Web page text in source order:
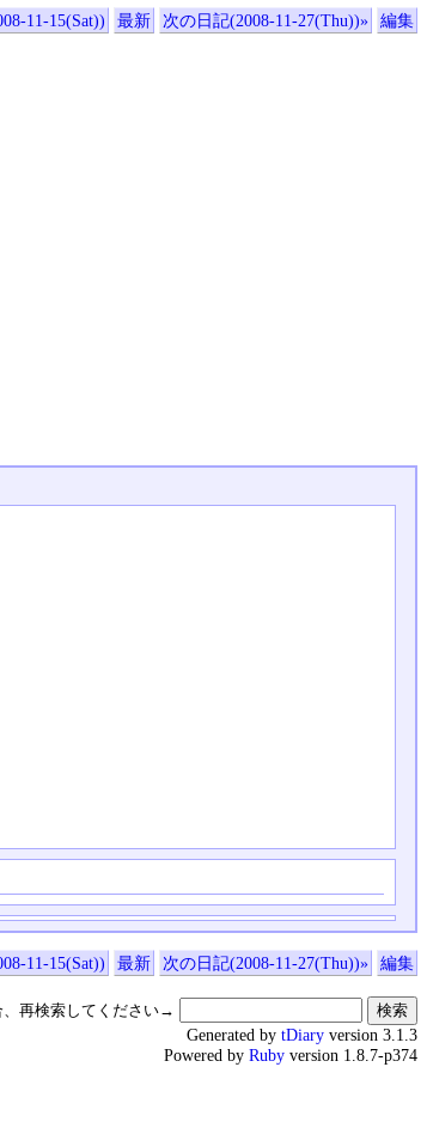
11-15(Sat)) 最新 次の日記(2008-11-27(Thu))» 編集
11-15(Sat)) 最新 次の日記(2008-11-27(Thu))» 編集
、再検索してください→
Generated by tDiary version 3.1.3
Powered by Ruby version 1.8.7-p374